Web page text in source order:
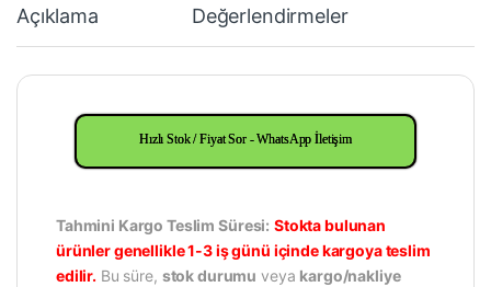
Açıklama Değerlendirmeler
Hızlı Stok / Fiyat Sor - WhatsApp İletişim
Tahmini Kargo Teslim Süresi: Stokta bulunan
ürünler genellikle 1-3 iş günü içinde kargoya teslim
edilir. Bu süre, stok durumu veya kargo/nakliye